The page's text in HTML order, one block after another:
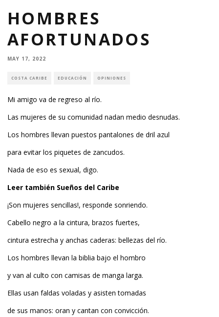
HOMBRES
AFORTUNADOS
MAY 17, 2022
COSTA CARIBE EDUCACIÓN OPINIONES
Mi amigo va de regreso al río.
Las mujeres de su comunidad nadan medio desnudas.
Los hombres llevan puestos pantalones de dril azul
para evitar los piquetes de zancudos.
Nada de eso es sexual, digo.
Leer también Sueños del Caribe
¡Son mujeres sencillas!, responde sonriendo.
Cabello negro a la cintura, brazos fuertes,
cintura estrecha y anchas caderas: bellezas del río.
Los hombres llevan la biblia bajo el hombro
y van al culto con camisas de manga larga.
Ellas usan faldas voladas y asisten tomadas
de sus manos: oran y cantan con convicción.